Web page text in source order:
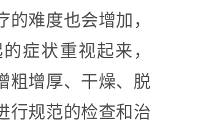
难度也会增加，
症状重视起来，
粗增厚、干燥、脱
行规范的检查和治